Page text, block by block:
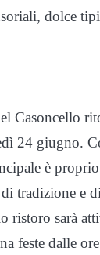
dolce
Casoncello
24 giugno.
è
tradizione e
ristoro sarà
feste dalle